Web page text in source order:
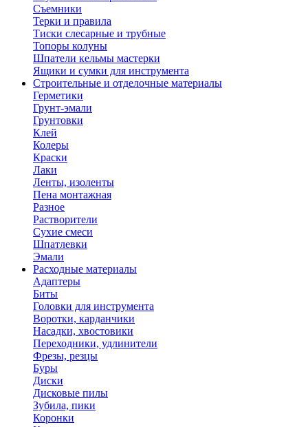
Съемники
Терки и правила
Тиски слесарные и трубные
Топоры колуны
Шпатели кельмы мастерки
Ящики и сумки для инструмента
Строительные и отделочные материалы
Герметики
Грунт-эмали
Грунтовки
Клей
Колеры
Краски
Лаки
Ленты, изоленты
Пена монтажная
Разное
Растворители
Сухие смеси
Шпатлевки
Эмали
Расходные материалы
Адаптеры
Биты
Головки для инструмента
Воротки, карданчики
Насадки, хвостовики
Переходники, удлинители
Фрезы, резцы
Буры
Диски
Дисковые пилы
Зубила, пики
Коронки